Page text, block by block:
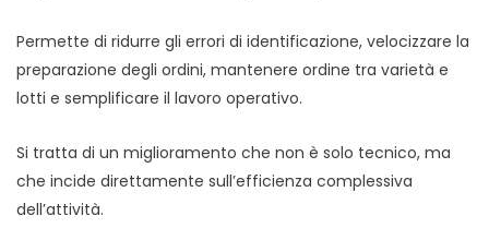
Permette di ridurre gli errori di identificazione, velocizzare la
preparazione degli ordini, mantenere ordine tra varietà e
lotti e semplificare il lavoro operativo.
Si tratta di un miglioramento che non è solo tecnico, ma
che incide direttamente sull’efficienza complessiva
dell’attività.